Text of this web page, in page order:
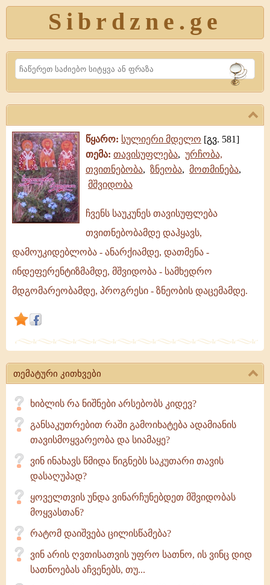
Sibrdzne.ge
Search
წყარო: სულიერი მდელო [გვ. 581]
თემა: თავისუფლება, ურჩობა,
თვითნებობა, ზნეობა, მოთმინება,
მშვიდობა
ჩვენს
თავისუფლება
თვითნებობამდე
დაჰყავს,
დამოუკიდებლობა
-
ანარქიამდე,
დათმენა
-
ჩვენს საუკუნეს თავისუფლება
თვითნებობამდე დაჰყავს,
დამოუკიდებლობა - ანარქიამდე, დათმენა -
ინდეფერენტიზმამდე, მშვიდობა - სამხედრო
მდგომარეობამდე, პროგრესი - ზნეობის დაცემამდე.
თემატური კითხვები
ხიბლის რა ნიშნები არსებობს კიდევ?
განსაკუთრებით რაში გამოიხატება ადამიანის
თავისმოყვარეობა და სიამაყე?
ვინ ინახავს წმიდა წიგნებს საკუთარი თავის
დასაღუპად?
ყოველთვის უნდა ვინარჩუნებდეთ მშვიდობას
მოყვასთან?
რატომ დაიშვება ცილისწამება?
ვინ არის ღვთისათვის უფრო სათნო, ის ვინც დიდ
სათნოებას აჩვენებს, თუ...